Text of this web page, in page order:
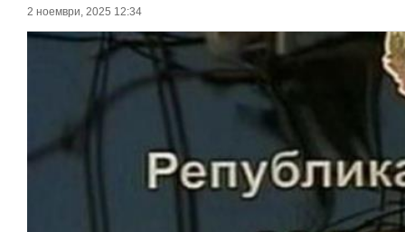
2 ноември, 2025 12:34